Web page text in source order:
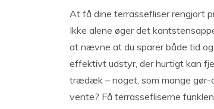
At få dine terrassefliser rengjort
Ikke alene øger det
at nævne at du sparer både tid
effektivt udstyr, der hurtigt kan
trædæk – noget, som mange
vente? Få terrassefliserne